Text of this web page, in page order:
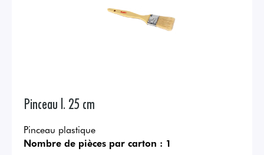
Pinceau l. 25 cm
Pinceau plastique
Nombre de pièces par carton : 1